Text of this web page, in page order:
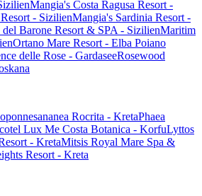
Mangia's Costa Ragusa Resort -
- SizilienMangia's Sardinia Resort -
Barone Resort & SPA - SizilienMaritim
Ortano Mare Resort - Elba Poiano
delle Rose - GardaseeRosewood
ananea Rocrita - KretaPhaea
Lux Me Costa Botanica - KorfuLyttos
- KretaMitsis Royal Mare Spa &
Resort - Kreta